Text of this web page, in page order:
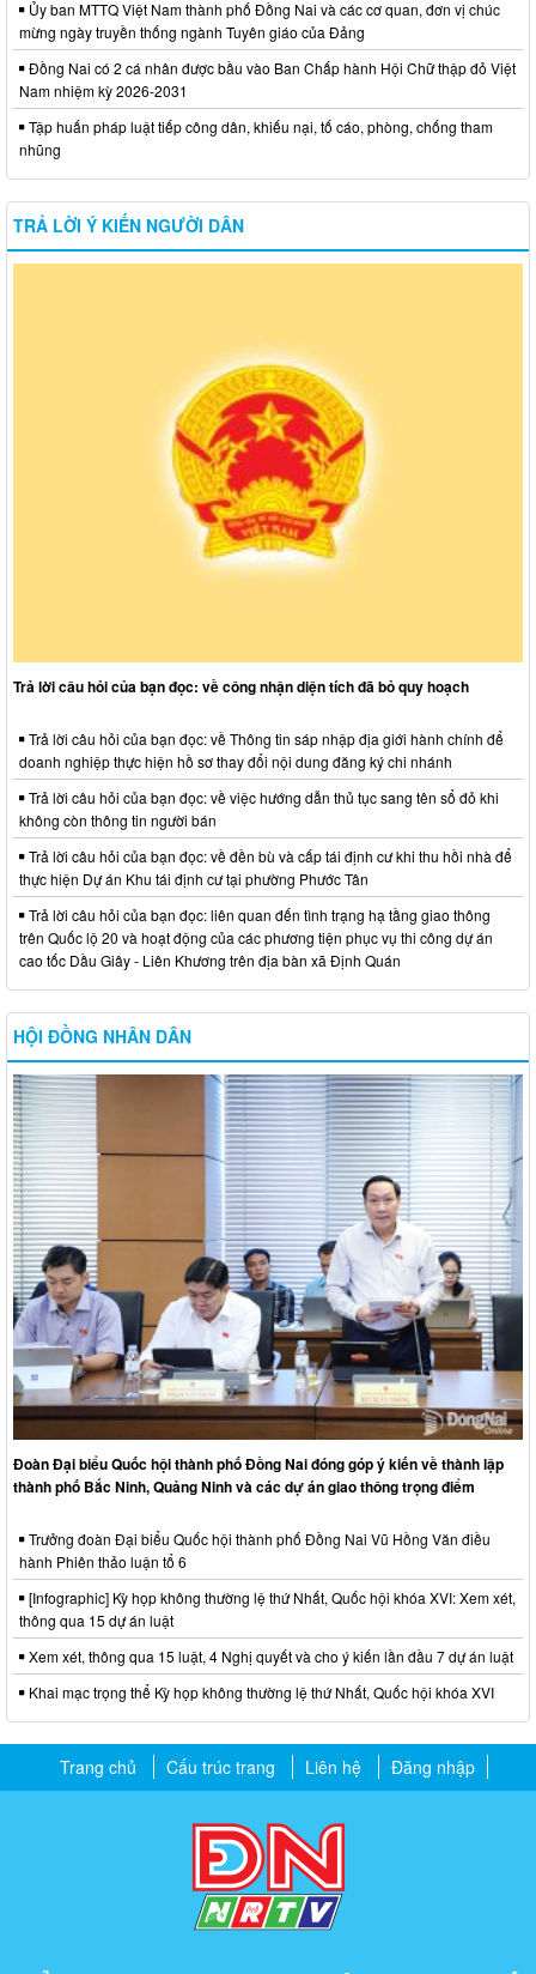
Ủy ban MTTQ Việt Nam thành phố Đồng Nai và các cơ quan, đơn vị chúc
mừng ngày truyền thống ngành Tuyên giáo của Đảng
Đồng Nai có 2 cá nhân được bầu vào Ban Chấp hành Hội Chữ thập đỏ Việt
Nam nhiệm kỳ 2026-2031
Tập huấn pháp luật tiếp công dân, khiếu nại, tố cáo, phòng, chống tham
nhũng
TRẢ LỜI Ý KIẾN NGƯỜI DÂN
Trả lời câu hỏi của bạn đọc: về công nhận diện tích đã bỏ quy hoạch
Trả lời câu hỏi của bạn đọc: về Thông tin sáp nhập địa giới hành chính để
doanh nghiệp thực hiện hồ sơ thay đổi nội dung đăng ký chi nhánh
Trả lời câu hỏi của bạn đọc: về việc hướng dẫn thủ tục sang tên sổ đỏ khi
không còn thông tin người bán
Trả lời câu hỏi của bạn đọc: về đền bù và cấp tái định cư khi thu hồi nhà để
thực hiện Dự án Khu tái định cư tại phường Phước Tân
Trả lời câu hỏi của bạn đọc: liên quan đến tình trạng hạ tầng giao thông
trên Quốc lộ 20 và hoạt động của các phương tiện phục vụ thi công dự án
cao tốc Dầu Giây - Liên Khương trên địa bàn xã Định Quán
HỘI ĐỒNG NHÂN DÂN
Đoàn Đại biểu Quốc hội thành phố Đồng Nai đóng góp ý kiến về thành lập
thành phố Bắc Ninh, Quảng Ninh và các dự án giao thông trọng điểm
Trưởng đoàn Đại biểu Quốc hội thành phố Đồng Nai Vũ Hồng Văn điều
hành Phiên thảo luận tổ 6
[Infographic] Kỳ họp không thường lệ thứ Nhất, Quốc hội khóa XVI: Xem xét,
thông qua 15 dự án luật
Xem xét, thông qua 15 luật, 4 Nghị quyết và cho ý kiến lần đầu 7 dự án luật
Khai mạc trọng thể Kỳ họp không thường lệ thứ Nhất, Quốc hội khóa XVI
Trang chủ Cấu trúc trang Liên hệ Đăng nhập